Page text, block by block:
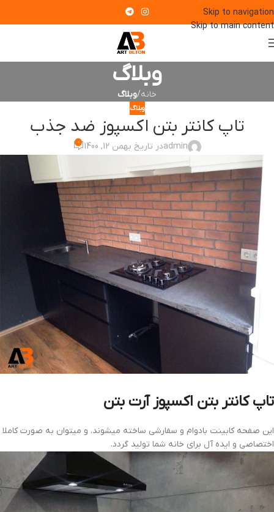
Skip to navigation
Skip to main content
وبلاگ
خانه/وبلاگ
وبلاگ
تاپ کانتر بتن اکسپوز ضد جذب
adminدر تاریخ بهمن 12, 1400 0
تاپ کانتر بتن اکسپوز آرت بتن
این صفحه کابینت بادوام و سفارشی ساخته میشوند. و میتوان به صورت کاملا
اختصاصی و ایده آل برای خانه شما تولید گردد.